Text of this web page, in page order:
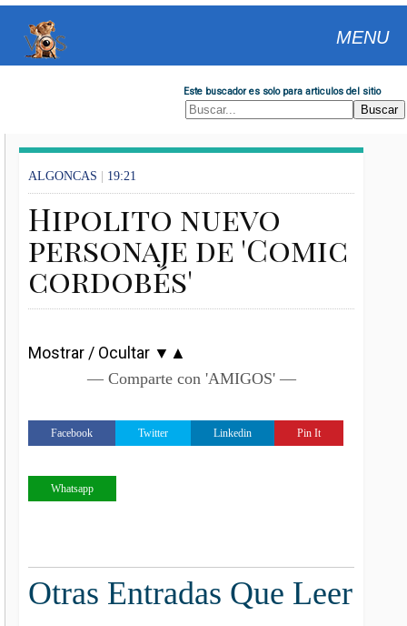
MENU
Este buscador es solo para articulos del sitio
ALGONCAS | 19:21
Hipolito nuevo
personaje de 'Comic
cordobés'
Mostrar / Ocultar ▼▲
— Comparte con 'AMIGOS' —
Facebook Twitter Linkedin Pin It
Whatsapp
Otras Entradas Que Leer